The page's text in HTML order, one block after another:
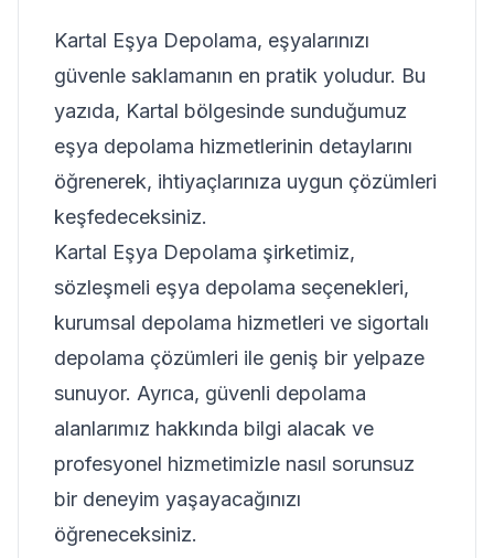
Kartal Eşya Depolama, eşyalarınızı
güvenle saklamanın en pratik yoludur. Bu
yazıda, Kartal bölgesinde sunduğumuz
eşya depolama hizmetlerinin detaylarını
öğrenerek, ihtiyaçlarınıza uygun çözümleri
keşfedeceksiniz.
Kartal Eşya Depolama şirketimiz,
sözleşmeli eşya depolama seçenekleri,
kurumsal depolama hizmetleri ve sigortalı
depolama çözümleri ile geniş bir yelpaze
sunuyor. Ayrıca, güvenli depolama
alanlarımız hakkında bilgi alacak ve
profesyonel hizmetimizle nasıl sorunsuz
bir deneyim yaşayacağınızı
öğreneceksiniz.